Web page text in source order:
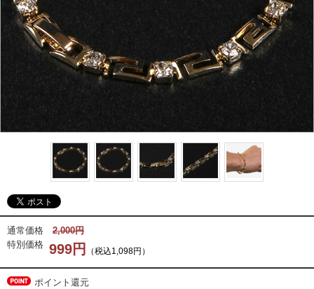
通常価格
2,000円
特別価格 999円 （税込1,098円）
ポイント還元